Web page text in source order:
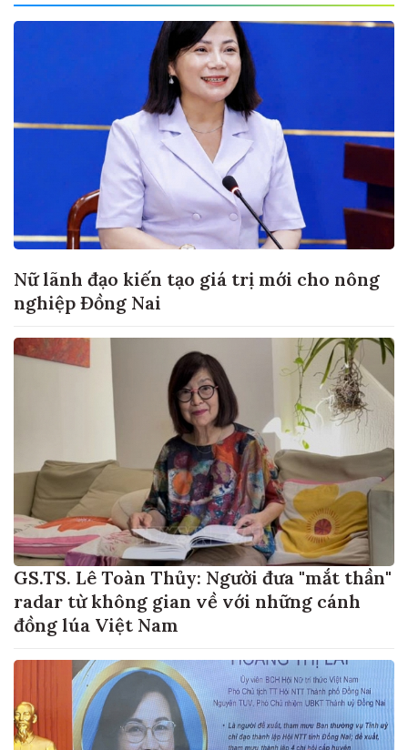
Nữ lãnh đạo kiến tạo giá trị mới cho nông
nghiệp Đồng Nai
GS.TS. Lê Toàn Thủy: Người đưa "mắt thần"
radar từ không gian về với những cánh
đồng lúa Việt Nam